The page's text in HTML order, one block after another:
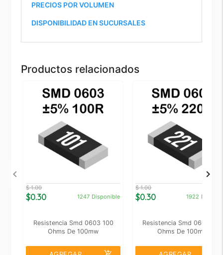
PRECIOS POR VOLUMEN
DISPONIBILIDAD EN SUCURSALES
Productos relacionados
$ 1.00
$0.30 1247 Disponible
Resistencia Smd 0603 100
Ohms De 100mw
$ 1.00
$0.30 1922
Resistencia Smd 0603 220
Ohms De 100mw